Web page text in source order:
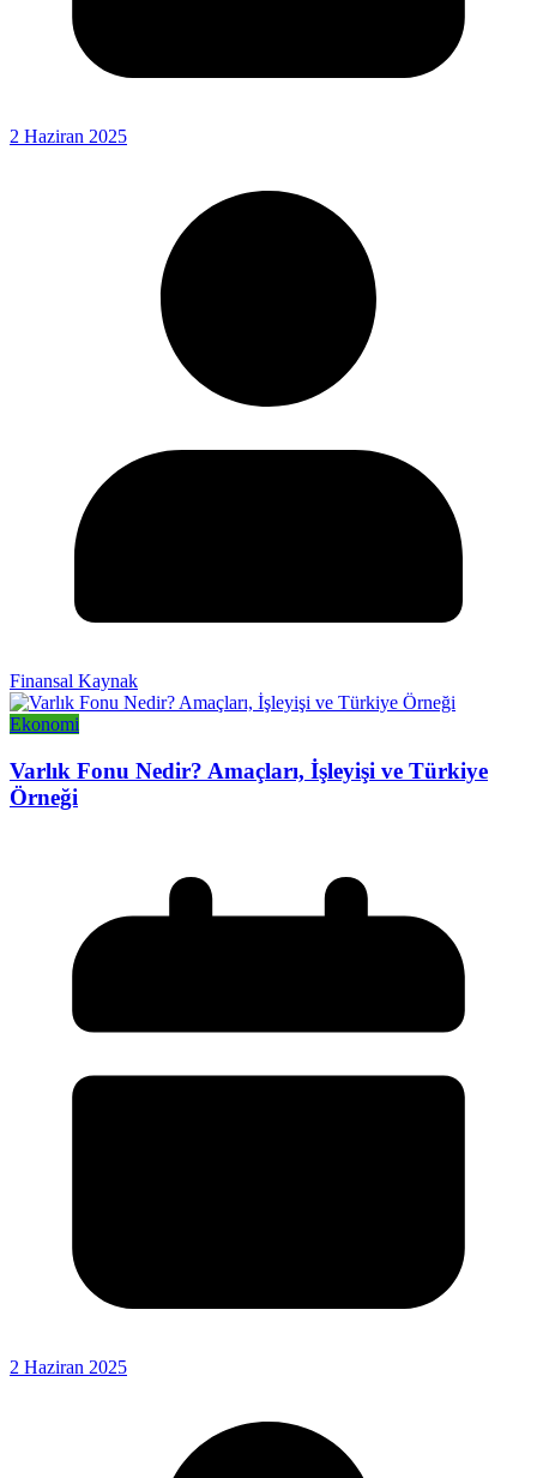
2 Haziran 2025
Finansal Kaynak
Ekonomi
Varlık Fonu Nedir? Amaçları, İşleyişi ve Türkiye
Örneği
2 Haziran 2025